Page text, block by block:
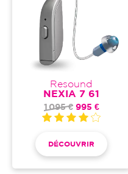
Resound
NEXIA 7 61
1 095 € 995 €
DÉCOUVRIR